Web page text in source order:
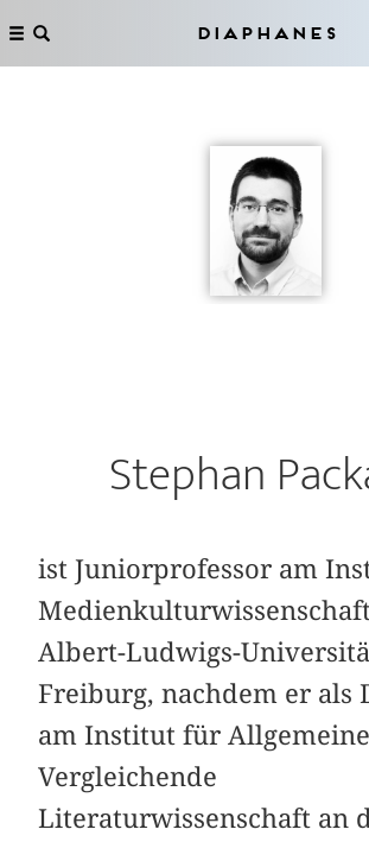
Diaphanes
Stephan
ist Juniorprofessor am
Albert-Ludwigs-
Freiburg, nachdem er als
am Institut für
Vergleichende
Literaturwissenschaft an